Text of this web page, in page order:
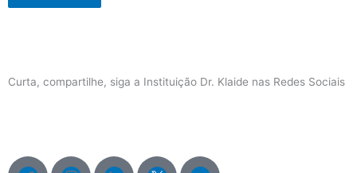
Curta, compartilhe, siga a Instituição Dr. Klaide nas Redes Sociais